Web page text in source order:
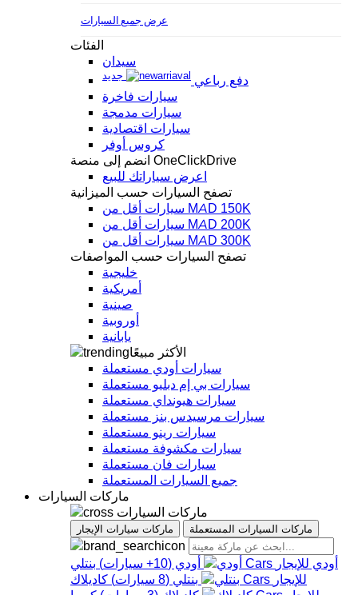
عرض جميع السيارات
الفئات
سيدان
دفع رباعي
جديد
سيارات فاخرة
سيارات مدمجة
سيارات اقتصادية
كروس أوفر
انضم إلى منصة OneClickDrive
اعرض سياراتك للبيع
تصفح السيارات حسب الميزانية
سيارات أقل من MAD 150K
سيارات أقل من MAD 200K
سيارات أقل من MAD 300K
تصفح السيارات حسب المواصفات
خليجية
أمريكية
صينية
أوروبية
يابانية
الأكثر مبيعًا
سيارات أودي مستعملة
سيارات بي إم دبليو مستعملة
سيارات هيونداي مستعملة
سيارات مرسيدس بنز مستعملة
سيارات رينو مستعملة
سيارات مكشوفة مستعملة
سيارات فان مستعملة
جميع السيارات المستعملة
ماركات السيارات
ماركات السيارات
ماركات سيارات الإيجار ماركات السيارات المستعملة
أودي أودي (
10+ سيارات) بنتلي
بنتلي (
8 سيارات) كاديلاك